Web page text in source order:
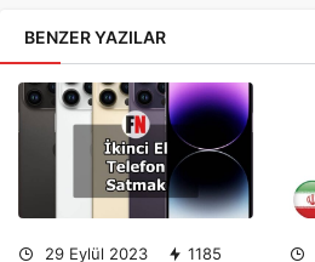
BENZER YAZILAR
29 Eylül 2023 1185